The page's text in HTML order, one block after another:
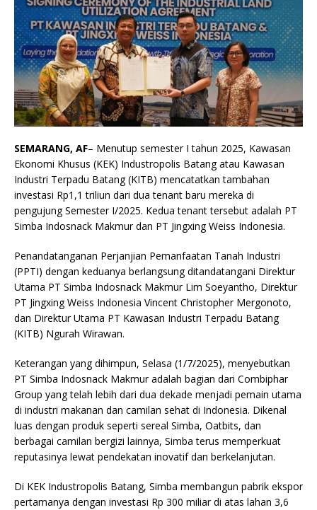
SEMARANG, AF– Menutup semester I tahun 2025, Kawasan
Ekonomi Khusus (KEK) Industropolis Batang atau Kawasan
Industri Terpadu Batang (KITB) mencatatkan tambahan
investasi Rp1,1 triliun dari dua tenant baru mereka di
pengujung Semester I/2025. Kedua tenant tersebut adalah PT
Simba Indosnack Makmur dan PT Jingxing Weiss Indonesia.
Penandatanganan Perjanjian Pemanfaatan Tanah Industri
(PPTI) dengan keduanya berlangsung ditandatangani Direktur
Utama PT Simba Indosnack Makmur Lim Soeyantho, Direktur
PT Jingxing Weiss Indonesia Vincent Christopher Mergonoto,
dan Direktur Utama PT Kawasan Industri Terpadu Batang
(KITB) Ngurah Wirawan.
Keterangan yang dihimpun, Selasa (1/7/2025), menyebutkan
PT Simba Indosnack Makmur adalah bagian dari Combiphar
Group yang telah lebih dari dua dekade menjadi pemain utama
di industri makanan dan camilan sehat di Indonesia. Dikenal
luas dengan produk seperti sereal Simba, Oatbits, dan
berbagai camilan bergizi lainnya, Simba terus memperkuat
reputasinya lewat pendekatan inovatif dan berkelanjutan.
Di KEK Industropolis Batang, Simba membangun pabrik ekspor
pertamanya dengan investasi Rp 300 miliar di atas lahan 3,6